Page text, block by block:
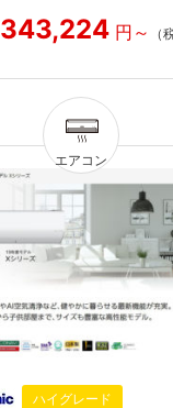
343,224
ハイグレード